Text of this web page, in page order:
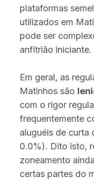
plataformas
utilizados em
pode ser
anfitrião iniciante.
Em geral, as
Matinhos são
com o rigor
frequentemente
aluguéis de curta
0.0%). Dito isto,
zoneamento
certas partes do